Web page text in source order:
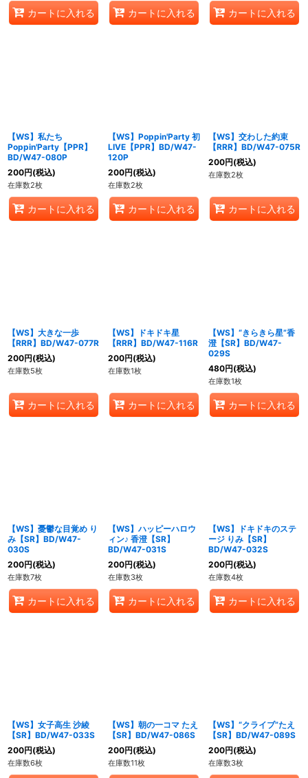
カートに入れる カートに入れる カートに入れる
【WS】私たち
Poppin'Party【PPR】
BD/W47-080P
200円(税込)
在庫数2枚
カートに入れる
【WS】Poppin'Party 初
LIVE【PPR】BD/W47-
120P
200円(税込)
在庫数2枚
カートに入れる
【WS】交わした約束
【RRR】BD/W47-075R
200円(税込)
在庫数2枚
カートに入れる
【WS】大きな一歩
【RRR】BD/W47-077R
200円(税込)
在庫数5枚
カートに入れる
【WS】ドキドキ星
【RRR】BD/W47-116R
200円(税込)
在庫数1枚
カートに入れる
【WS】“きらきら星”香
澄【SR】BD/W47-
029S
480円(税込)
在庫数1枚
カートに入れる
【WS】憂鬱な目覚め り
み【SR】BD/W47-
030S
200円(税込)
在庫数7枚
カートに入れる
【WS】ハッピーハロウ
ィン♪ 香澄【SR】
BD/W47-031S
200円(税込)
在庫数3枚
カートに入れる
【WS】ドキドキのステ
ージ りみ【SR】
BD/W47-032S
200円(税込)
在庫数4枚
カートに入れる
【WS】女子高生 沙綾
【SR】BD/W47-033S
200円(税込)
在庫数6枚
【WS】朝の一コマ たえ
【SR】BD/W47-086S
200円(税込)
在庫数11枚
【WS】“クライブ”たえ
【SR】BD/W47-089S
200円(税込)
在庫数3枚